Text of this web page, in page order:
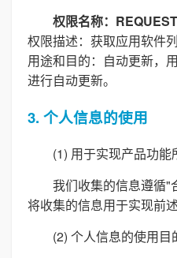
权限名称：
权限描述：获取应用软件
用途和目的：自动更新，
进行自动更新。
3. 个人信息的使用
(1) 用于实现产品功能
我们收集的信息遵循"
将收集的信息用于实现前
(2) 个人信息的使用目